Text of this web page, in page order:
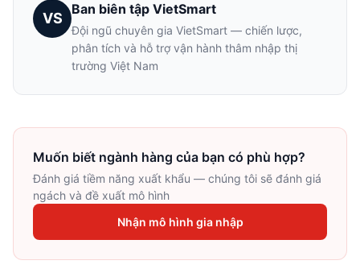
VS
Ban biên tập VietSmart
Đội ngũ chuyên gia VietSmart — chiến lược,
phân tích và hỗ trợ vận hành thâm nhập thị
trường Việt Nam
Muốn biết ngành hàng của bạn có phù hợp?
Đánh giá tiềm năng xuất khẩu — chúng tôi sẽ đánh giá
ngách và đề xuất mô hình
Nhận mô hình gia nhập